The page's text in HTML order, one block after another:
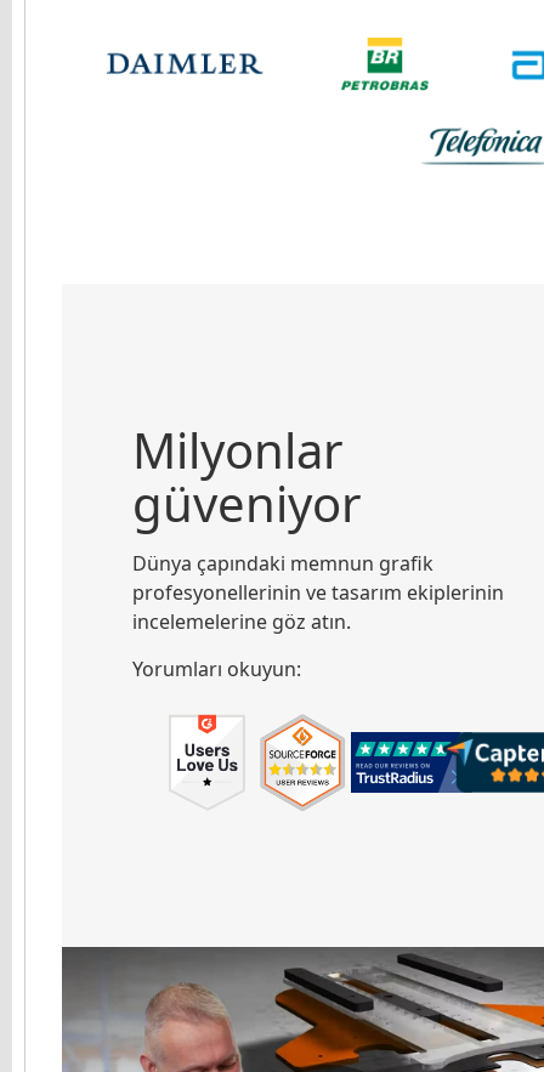
Milyonlar
güveniyor
Dünya çapındaki memnun grafik
profesyonellerinin ve tasarım ekiplerinin
incelemelerine göz atın.
Yorumları okuyun: